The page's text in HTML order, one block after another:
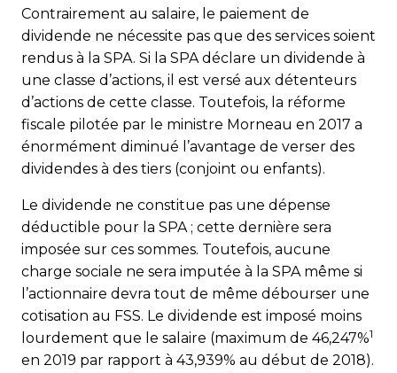
Contrairement au salaire, le paiement de
dividende ne nécessite pas que des services soient
rendus à la SPA. Si la SPA déclare un dividende à
une classe d’actions, il est versé aux détenteurs
d’actions de cette classe. Toutefois, la réforme
fiscale pilotée par le ministre Morneau en 2017 a
énormément diminué l’avantage de verser des
dividendes à des tiers (conjoint ou enfants).
Le dividende ne constitue pas une dépense
déductible pour la SPA ; cette dernière sera
imposée sur ces sommes. Toutefois, aucune
charge sociale ne sera imputée à la SPA même si
l’actionnaire devra tout de même débourser une
cotisation au FSS. Le dividende est imposé moins
lourdement que le salaire (maximum de 46,247%1
en 2019 par rapport à 43,939% au début de 2018).